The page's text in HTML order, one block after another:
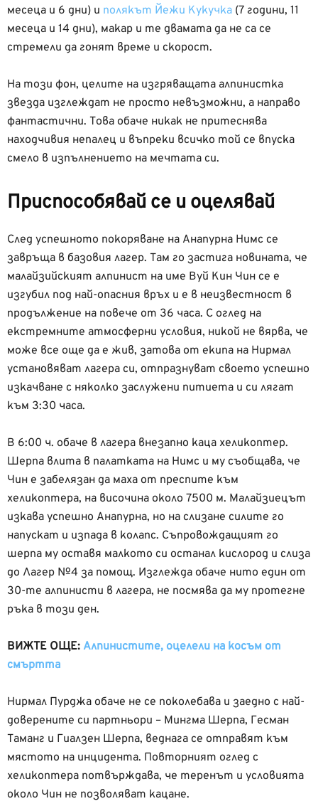
месеца и 6 дни) и полякът Йежи Кукучка (7 години, 11
месеца и 14 дни), макар и те двамата да не са се
стремели да гонят време и скорост.
На този фон, целите на изгряващата алпинистка
звезда изглеждат не просто невъзможни, а направо
фантастични. Това обаче никак не притеснява
находчивия непалец и въпреки всичко той се впуска
смело в изпълнението на мечтата си.
Приспособявай се и оцелявай
След успешното покоряване на Анапурна Нимс се
завръща в базовия лагер. Там го застига новината, че
малайзийският алпинист на име Вуй Кин Чин се е
изгубил под най-опасния връх и е в неизвестност в
продължение на повече от 36 часа. С оглед на
екстремните атмосферни условия, никой не вярва, че
може все още да е жив, затова от екипа на Нирмал
установяват лагера си, отпразнуват своето успешно
изкачване с няколко заслужени питиета и си лягат
към 3:30 часа.
В 6:00 ч. обаче в лагера внезапно каца хеликоптер.
Шерпа влита в палатката на Нимс и му съобщава, че
Чин е забелязан да маха от преспите към
хеликоптера, на височина около 7500 м. Малайзиецът
изкава успешно Анапурна, но на слизане силите го
напускат и изпада в колапс. Съпровождащият го
шерпа му оставя малкото си останал кислород и слиза
до Лагер №4 за помощ. Изглежда обаче нито един от
30-те алпинисти в лагера, не посмява да му протегне
ръка в този ден.
ВИЖТЕ ОЩЕ: Алпинистите, оцелели на косъм от
смъртта
Нирмал Пурджа обаче не се поколебава и заедно с най-
доверените си партньори – Мингма Шерпа, Гесман
Таманг и Гиалзен Шерпа, веднага се отправят към
мястото на инцидента. Повторният оглед с
хеликоптера потвърждава, че теренът и условията
около Чин не позволяват кацане.